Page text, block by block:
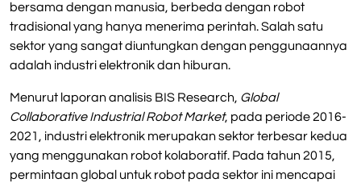
bersama dengan manusia, berbeda dengan robot
tradisional yang hanya menerima perintah. Salah satu
sektor yang sangat diuntungkan dengan penggunaannya
adalah industri elektronik dan hiburan.
Menurut laporan analisis BIS Research, Global
Collaborative Industrial Robot Market, pada periode 2016-
2021, industri elektronik merupakan sektor terbesar kedua
yang menggunakan robot kolaboratif. Pada tahun 2015,
permintaan global untuk robot pada sektor ini mencapai